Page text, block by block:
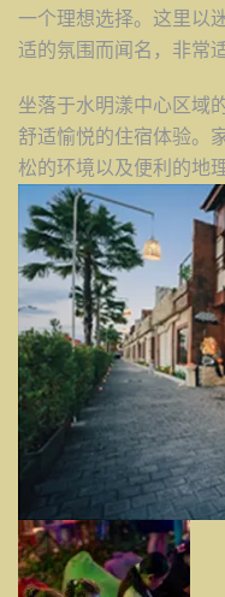
一个理想选择。这里以
适的氛围而闻名，非常
坐落于水明漾中心区域
舒适愉悦的住宿体验。
松的环境以及便利的地